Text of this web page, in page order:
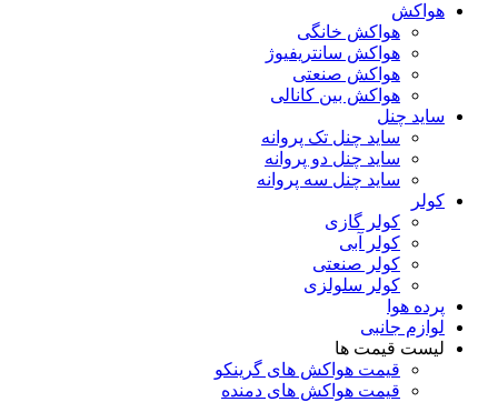
هواکش
هواکش خانگی
هواکش سانتریفیوژ
هواکش صنعتی
هواکش بین کانالی
ساید چنل
ساید چنل تک پروانه
ساید چنل دو پروانه
ساید چنل سه پروانه
کولر
کولر گازی
کولر آبی
کولر صنعتی
کولر سلولزی
پرده هوا
لوازم جانبی
لیست قیمت ها
قیمت هواکش های گرینکو
قیمت هواکش های دمنده